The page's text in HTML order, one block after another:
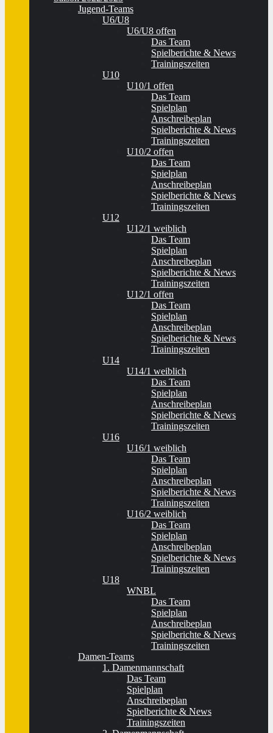
Jugend-Teams
U6/U8
U6/U8 offen
Das Team
Spielberichte & News
Trainingszeiten
U10
U10/1 offen
Das Team
Spielplan
Anschreibeplan
Spielberichte & News
Trainingszeiten
U10/2 offen
Das Team
Spielplan
Anschreibeplan
Spielberichte & News
Trainingszeiten
U12
U12/1 weiblich
Das Team
Spielplan
Anschreibeplan
Spielberichte & News
Trainingszeiten
U12/1 offen
Das Team
Spielplan
Anschreibeplan
Spielberichte & News
Trainingszeiten
U14
U14/1 weiblich
Das Team
Spielplan
Anschreibeplan
Spielberichte & News
Trainingszeiten
U16
U16/1 weiblich
Das Team
Spielplan
Anschreibeplan
Spielberichte & News
Trainingszeiten
U16/2 weiblich
Das Team
Spielplan
Anschreibeplan
Spielberichte & News
Trainingszeiten
U18
WNBL
Das Team
Spielplan
Anschreibeplan
Spielberichte & News
Trainingszeiten
Damen-Teams
1. Damenmannschaft
Das Team
Spielplan
Anschreibeplan
Spielberichte & News
Trainingszeiten